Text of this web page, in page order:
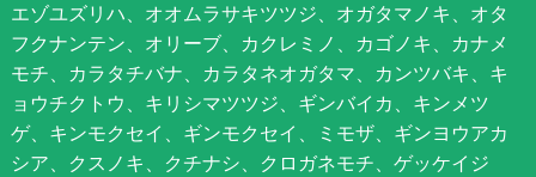
エゾユズリハ、オオムラサキツツジ、オガタマノキ、オタ
フクナンテン、オリーブ、カクレミノ、カゴノキ、カナメ
モチ、カラタチバナ、カラタネオガタマ、カンツバキ、キ
ョウチクトウ、キリシマツツジ、ギンバイカ、キンメツ
ゲ、キンモクセイ、ギンモクセイ、ミモザ、ギンヨウアカ
シア、クスノキ、クチナシ、クロガネモチ、ゲッケイジ